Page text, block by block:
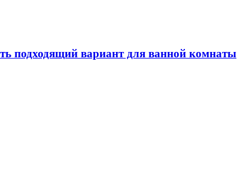
подходящий вариант для ванной комнаты